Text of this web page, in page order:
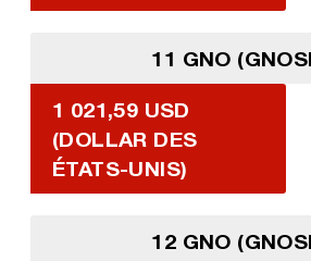
11 GNO
1 021,59 USD
(DOLLAR DES
ÉTATS-UNIS)
12 GNO